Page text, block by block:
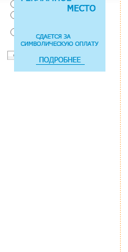
Нет, с ремнем не удобно
Нет, Я уверен в себе
пристегива